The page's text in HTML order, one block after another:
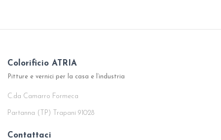
Colorificio ATRIA
Pitture e vernici per la casa e l’industria
C.da Camarro Formeca
Partanna (TP) Trapani 91028
Contattaci